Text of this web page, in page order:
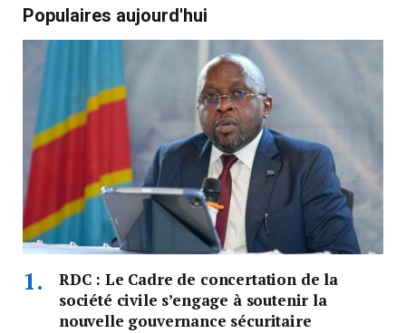
Populaires aujourd'hui
RDC : Le Cadre de concertation de la
société civile s’engage à soutenir la
nouvelle gouvernance sécuritaire